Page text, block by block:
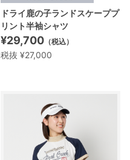
ドライ鹿の子ランドスケーププ
リント半袖シャツ
¥29,700 （税込）
税抜 ¥27,000